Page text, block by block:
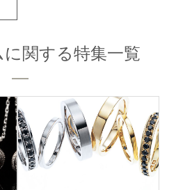
関する特集一覧